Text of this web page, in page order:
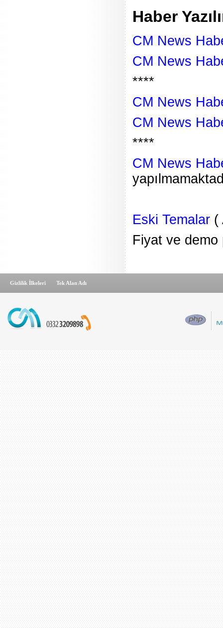
Haber
CM News
CM News
****
CM News
CM News
****
CM News
Eski Temalar (
Fiyat ve
Gizlilik İlkeleri Tek Alan Adı